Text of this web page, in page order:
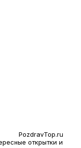
PozdravTop.ru
открытки и